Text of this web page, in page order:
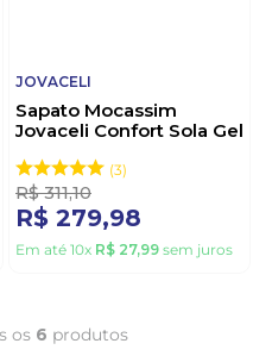
JOVACELI
Sapato Mocassim
Jovaceli Confort Sola Gel
4006nd Marrom
3
R$ 311,10
R$ 279,98
Em até 10x R$ 27,99 sem juros
os 6 produtos